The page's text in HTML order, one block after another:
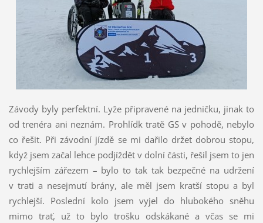
Závody byly perfektní. Lyže připravené na jedničku, jinak to
od trenéra ani neznám. Prohlídk tratě GS v pohodě, nebylo
co řešit. Při závodní jízdě se mi dařilo držet dobrou stopu,
když jsem začal lehce podjíždět v dolní části, řešil jsem to jen
rychlejším zářezem – bylo to tak tak bezpečné na udržení
v trati a nesejmutí brány, ale měl jsem kratší stopu a byl
rychlejší. Poslední kolo jsem vyjel do hlubokého sněhu
mimo trať, už to bylo trošku odskákané a včas se mi